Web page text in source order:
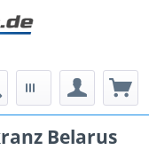
Belarus